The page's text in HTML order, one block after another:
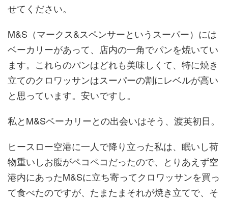
せてください。
M&S（マークス&スペンサーというスーパー）には
ベーカリーがあって、店内の一角でパンを焼いてい
ます。これらのパンはどれも美味しくて、特に焼き
立てのクロワッサンはスーパーの割にレベルが高い
と思っています。安いですし。
私とM&Sベーカリーとの出会いはそう、渡英初日。
ヒースロー空港に一人で降り立った私は、眠いし荷
物重いしお腹がペコペコだったので、とりあえず空
港内にあったM&Sに立ち寄ってクロワッサンを買っ
て食べたのですが、たまたまそれが焼き立てで、そ